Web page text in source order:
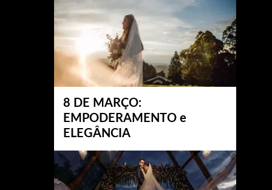
8 DE MARÇO:
EMPODERAMENTO e
ELEGÂNCIA